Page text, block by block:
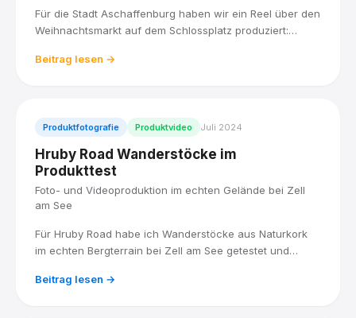
Für die Stadt Aschaffenburg haben wir ein Reel über den
Weihnachtsmarkt auf dem Schlossplatz produziert:
der Kulisse von Schloss Johannisburg, verpackt in kurze
Beitrag lesen →
Produktfotografie Produktvideo Juli 2024
Hruby Road Wanderstöcke im
Produkttest
Foto- und Videoproduktion im echten Gelände bei Zell
am See
Für Hruby Road habe ich Wanderstöcke aus Naturkork
im echten Bergterrain bei Zell am See getestet und
Studio, dafür mit Schotter, Steigung und echtem Wetter.
Beitrag lesen →